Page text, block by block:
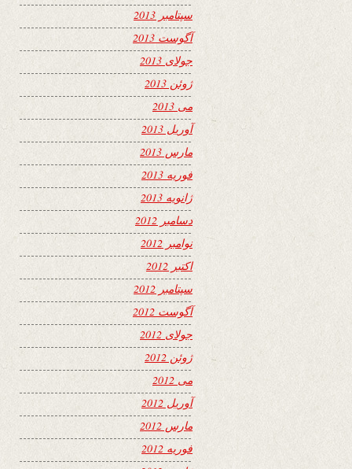
سپتامبر 2013
آگوست 2013
جولای 2013
ژوئن 2013
می 2013
آوریل 2013
مارس 2013
فوریه 2013
ژانویه 2013
دسامبر 2012
نوامبر 2012
اکتبر 2012
سپتامبر 2012
آگوست 2012
جولای 2012
ژوئن 2012
می 2012
آوریل 2012
مارس 2012
فوریه 2012